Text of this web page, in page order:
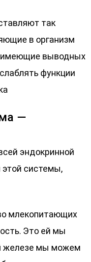
так
в организм
имеющие выводных
функции
—
эндокринной
системы,
млекопитающих
Это ей мы
железе мы можем